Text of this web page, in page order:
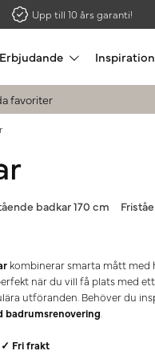
Upp till 10 års garanti!
Inspiration
favoriter
badkar 170 cm
kombinerar smarta mått
när du vill få plats med
utföranden. Behöver du
badrumsrenovering
✓ Fri frakt